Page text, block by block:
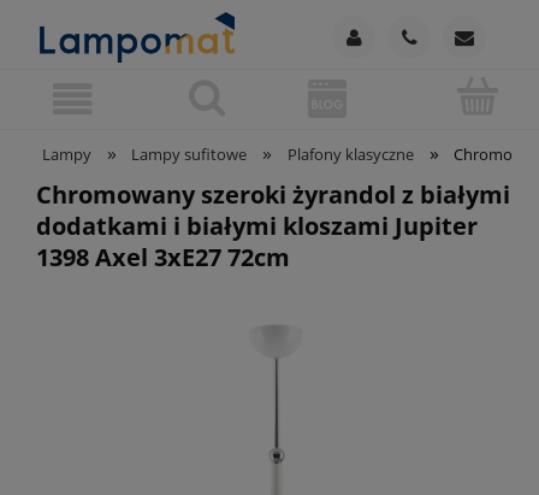
Lampy » Lampy sufitowe » Plafony klasyczne »
Chromowany szeroki żyrandol z białymi
dodatkami i białymi kloszami Jupiter
1398 Axel 3xE27 72cm